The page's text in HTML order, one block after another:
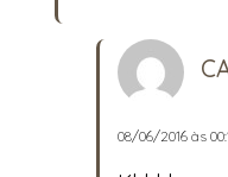
08/06/2016 às